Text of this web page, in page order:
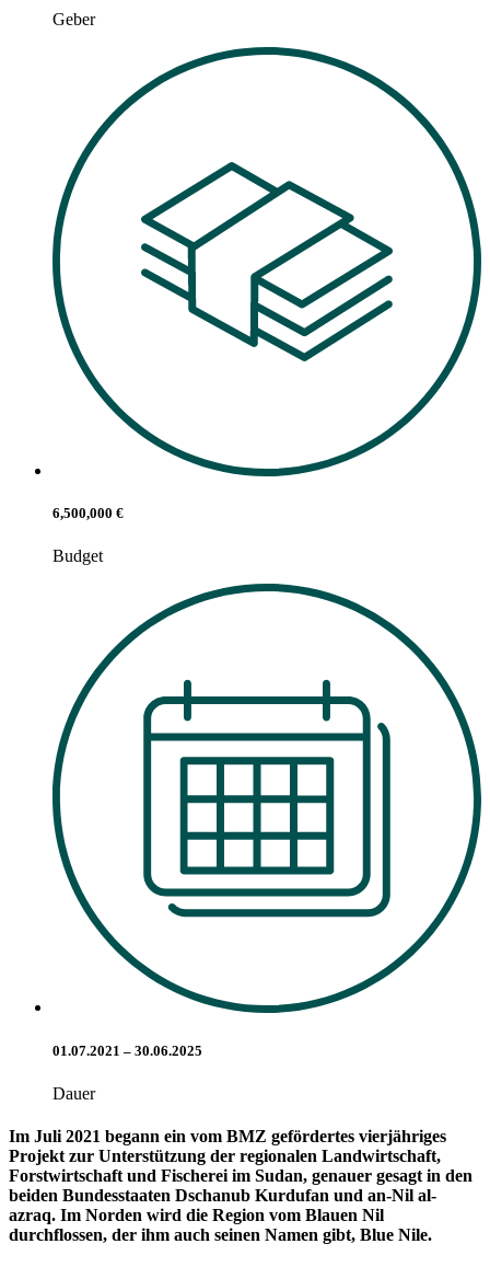
Geber
6,500,000 €
Budget
01.07.2021 – 30.06.2025
Dauer
Im Juli 2021 begann ein vom BMZ gefördertes vierjähriges
Projekt zur Unterstützung der regionalen Landwirtschaft,
Forstwirtschaft und Fischerei im Sudan, genauer gesagt in den
beiden Bundesstaaten Dschanub Kurdufan und an-Nil al-
azraq. Im Norden wird die Region vom Blauen Nil
durchflossen, der ihm auch seinen Namen gibt, Blue Nile.